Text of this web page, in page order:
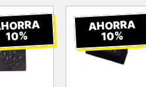
10%
El
precio
original
era:
€4,99.
El
precio
actual
es:
AHORRA
10%
El
precio
era:
€9,50.